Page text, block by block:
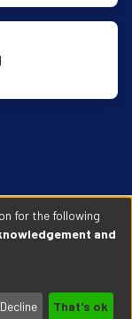
y eventos
Aqui →
for the following
and
Decline That's ok